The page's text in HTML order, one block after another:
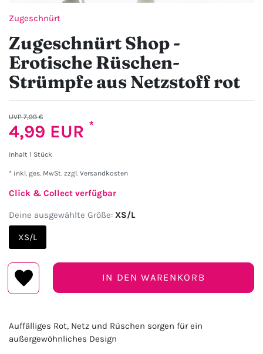
Zugeschnürt
Zugeschnürt Shop -
Erotische Rüschen-
Strümpfe aus Netzstoff rot
UVP 7,99 €
4,99 EUR *
Inhalt 1 Stück
* inkl. ges. MwSt. zzgl. Versandkosten
Click & Collect verfügbar
Deine ausgewählte Größe: XS/L
XS/L
IN DEN WARENKORB
Auffälliges Rot, Netz und Rüschen sorgen für ein
außergewöhnliches Design